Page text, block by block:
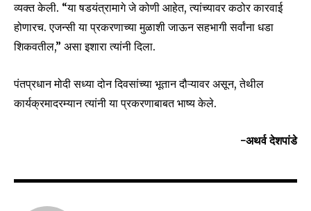
6,300 32,111
व्यक्त केली. “या षडयंत्रामागे जे कोणी आहेत, त्यांच्यावर कठोर कारवाई
होणारच. एजन्सी या प्रकरणाच्या मुळाशी जाऊन सहभागी सर्वांना धडा
शिकवतील,” असा इशारा त्यांनी दिला.
पंतप्रधान मोदी सध्या दोन दिवसांच्या भूतान दौऱ्यावर असून, तेथील
कार्यक्रमादरम्यान त्यांनी या प्रकरणाबाबत भाष्य केले.
-अथर्व देशपांडे